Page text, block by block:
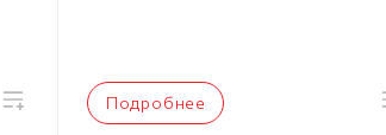
Подробнее